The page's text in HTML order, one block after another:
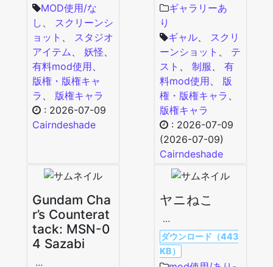
MOD使用/な
し
スクリーンシ
ョット
スタジオ
アイテム
妖怪
有料mod使用
版権・版権キャ
ラ
版権キャラ
: 2026-07-09
Cairndeshade
ギャラリーあ
り
ギャル、
スクリ
ーンショット
テ
スト
制服
有
料mod使用
版
権・版権キャラ
版権キャラ
: 2026-07-09
(2026-07-09)
Cairndeshade
Gundam Cha
r’s Counterat
tack: MSN-0
4 Sazabi
…
ヤニねこ
…
ダウンロード（443
KB）